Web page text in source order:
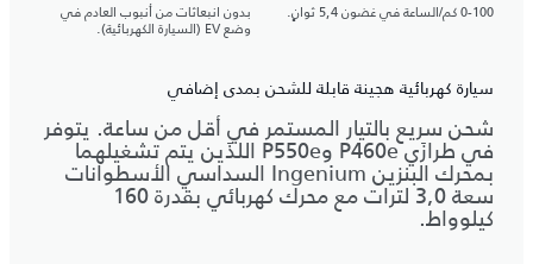
0-100 كم/الساعة في غضون 5,4 ثوانٍ. بدون انبعاثات من أنبوب العادم في
وضع EV (السيارة الكهربائية).
سيارة كهربائية هجينة قابلة للشحن بمدى إضافي
شحن سريع بالتيار المستمر في أقل من ساعة. يتوفر
في طرازَي P460e وP550e اللذَين يتم تشغيلهما
بمحرك البنزين Ingenium السداسي الأسطوانات
سعة 3,0 لترات مع محرك كهربائي بقدرة 160
كيلوواط.